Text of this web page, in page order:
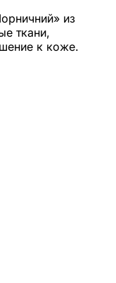
из
ткани,
к коже.